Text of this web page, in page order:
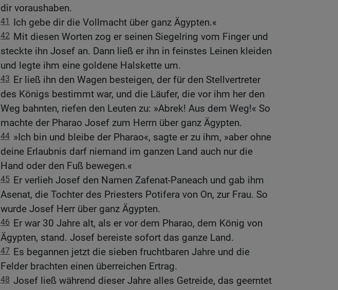
dir voraushaben.
41 Ich gebe dir die Vollmacht über ganz Ägypten.«
42 Mit diesen Worten zog er seinen Siegelring vom Finger und
steckte ihn Josef an. Dann ließ er ihn in feinstes Leinen kleiden
und legte ihm eine goldene Halskette um.
43 Er ließ ihn den Wagen besteigen, der für den Stellvertreter
des Königs bestimmt war, und die Läufer, die vor ihm her den
Weg bahnten, riefen den Leuten zu: »Abrek! Aus dem Weg!« So
machte der Pharao Josef zum Herrn über ganz Ägypten.
44 »Ich bin und bleibe der Pharao«, sagte er zu ihm, »aber ohne
deine Erlaubnis darf niemand im ganzen Land auch nur die
Hand oder den Fuß bewegen.«
45 Er verlieh Josef den Namen Zafenat-Paneach und gab ihm
Asenat, die Tochter des Priesters Potifera von On, zur Frau. So
wurde Josef Herr über ganz Ägypten.
46 Er war 30 Jahre alt, als er vor dem Pharao, dem König von
Ägypten, stand. Josef bereiste sofort das ganze Land.
47 Es begannen jetzt die sieben fruchtbaren Jahre und die
Felder brachten einen überreichen Ertrag.
48 Josef ließ während dieser Jahre alles Getreide, das geerntet